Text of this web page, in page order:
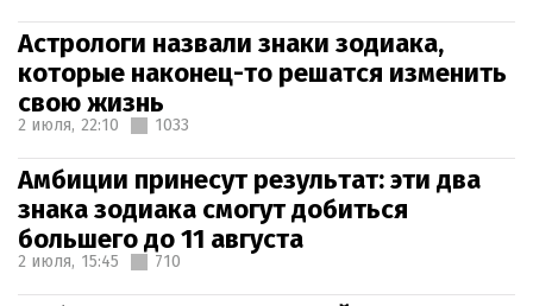
Астрологи назвали знаки зодиака,
которые наконец-то решатся изменить
свою жизнь
2 июля, 22:10 1033
Амбиции принесут результат: эти два
знака зодиака смогут добиться
большего до 11 августа
2 июля, 15:45 710